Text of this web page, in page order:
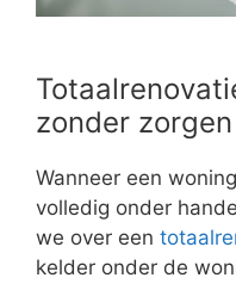
zonder zorgen
Wanneer een
volledig onder
we over een
kelder onder de